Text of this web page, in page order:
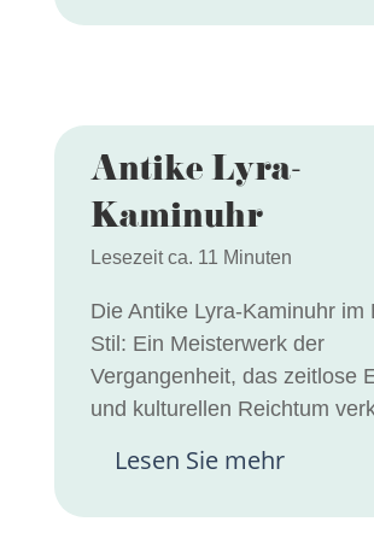
Antike Lyra-
Kaminuhr
Lesezeit ca. 11 Minuten
Die Antike Lyra-Kaminuhr im
Stil: Ein Meisterwerk der
Vergangenheit, das zeitlose
und kulturellen Reichtum
Lesen Sie mehr